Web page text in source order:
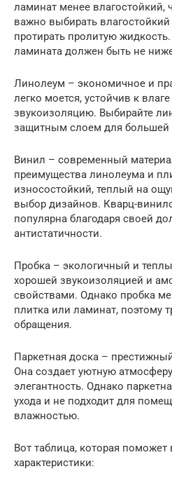
ламинат менее влагостойкий,
важно выбирать
протирать пролитую
ламината должен быть не
Линолеум – экономичное и
легко моется, устойчив к
звукоизоляцию. Выбирайте
защитным слоем для большей
Винил – современный
преимущества линолеума и
износостойкий, теплый на
выбор дизайнов. Кварц-
популярна благодаря своей
антистатичности.
Пробка – экологичный и
хорошей звукоизоляцией и
свойствами. Однако пробка
плитка или ламинат, поэтому
обращения.
Паркетная доска –
Она создает уютную
элегантность. Однако
ухода и не подходит для
влажностью.
Вот таблица, которая
характеристики: